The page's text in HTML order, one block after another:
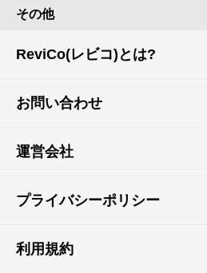
その他
ReviCo(レビコ)とは?
お問い合わせ
運営会社
プライバシーポリシー
利用規約